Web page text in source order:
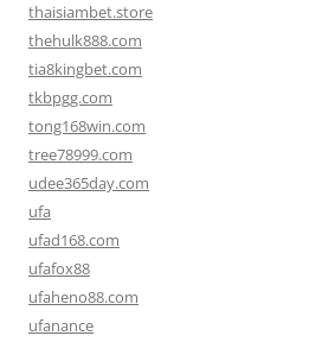
thaisiambet.store
thehulk888.com
tia8kingbet.com
tkbpgg.com
tong168win.com
tree78999.com
udee365day.com
ufa
ufad168.com
ufafox88
ufaheno88.com
ufanance